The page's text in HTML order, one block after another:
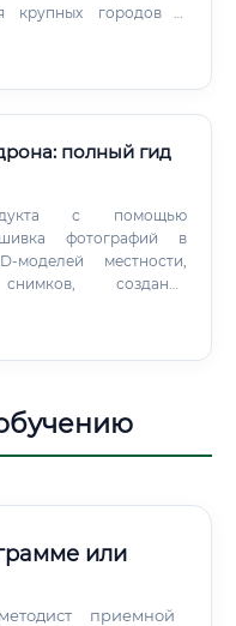
крупных городов и
условно в рублях
полный гид
с помощью
фотографий в
моделей местности,
создание
или
приемной